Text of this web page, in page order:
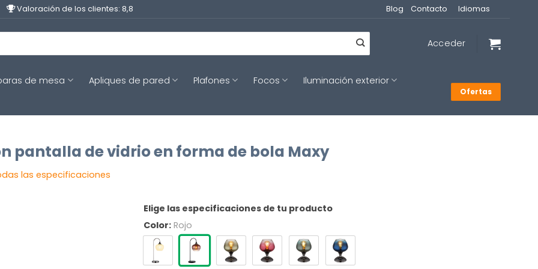
Valoración de los clientes: 8,8 Blog Contacto Idiomas
Acceder
de mesa Apliques de pared Plafones Focos
Iluminación exterior
Ofertas
pantalla de vidrio en forma de bola Maxy
las especificaciones
Elige las especificaciones de tu producto
Color: Rojo